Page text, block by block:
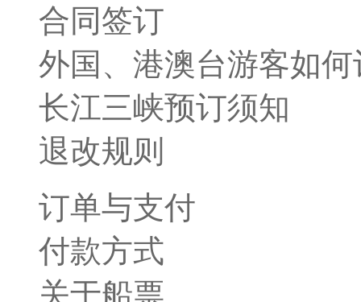
合同签订
外国、港澳台游客如何
长江三峡预订须知
退改规则
订单与支付
付款方式
关于船票